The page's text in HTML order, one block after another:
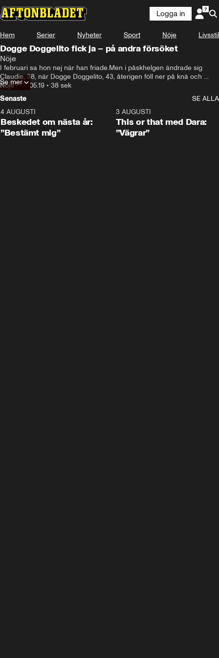
Logga in
Hem Serier Nyheter Sport Nöje Livsstil
Dogge Doggelito fick ja – på andra försöket
Nöje
I februari sa hon nej när han friade.Men i påskhelgen ändrade sig
Claudia, 38, när Dogge Doggelito, 43, återigen föll ner på knä och
ställde frågan.
– Hon är mitt livs kärlek och själsfrände, säger han.
Nöje•03.05.19 • 38 sek
Se mer
Senaste
SE ALLA
4 AUGUSTI
Beskedet om nästa år:
”Bestämt mig”
3 AUGUSTI
This or that med Dara:
”Vägrar”